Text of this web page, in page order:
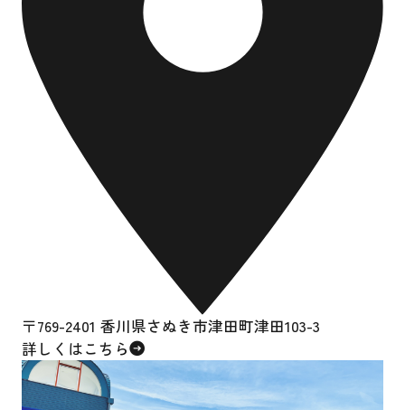
〒769-2401 香川県さぬき市津田町津田103-3
詳しくはこちら